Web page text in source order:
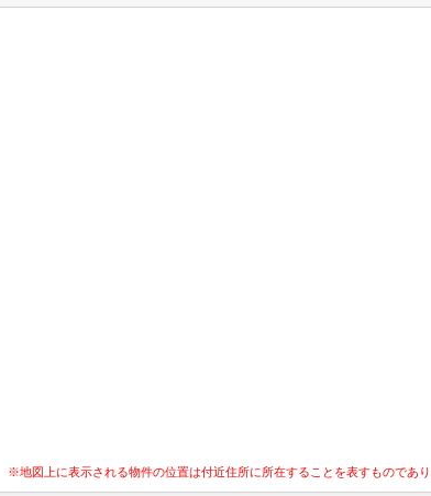
※地図上に表示される物件の位置は付近住所に所在することを表すものであ